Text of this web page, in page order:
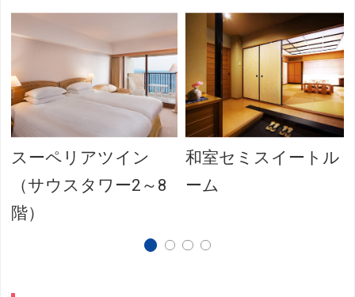
スーペリアツイン
（サウスタワー2～8
階）
和室セミスイートル
ーム